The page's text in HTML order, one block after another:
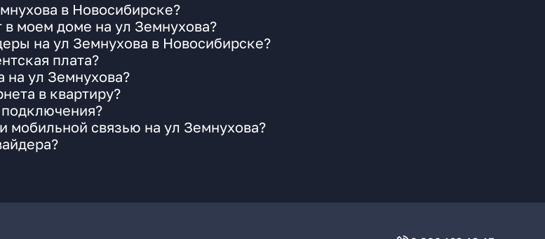
в Новосибирске?
моем доме на ул Земнухова?
на ул Земнухова в Новосибирске?
плата?
на ул Земнухова?
в квартиру?
мобильной связью на ул Земнухова?